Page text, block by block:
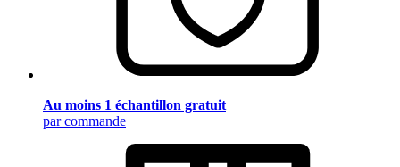
Au moins 1 échantillon gratuit
par commande